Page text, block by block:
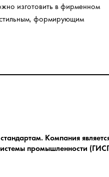
изготовить в фирменном
стильным, формирующим
Компания
промышленности